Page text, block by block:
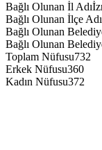
Bağlı Olunan İl Adı
Bağlı Olunan İlçe Adı
Bağlı Olunan
Bağlı Olunan
Toplam Nüfusu732
Erkek Nüfusu360
Kadın Nüfusu372